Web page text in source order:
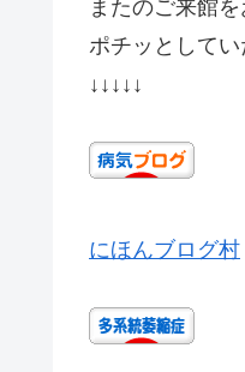
またのご来館
ポチッとして
↓↓↓↓↓
にほんブログ村